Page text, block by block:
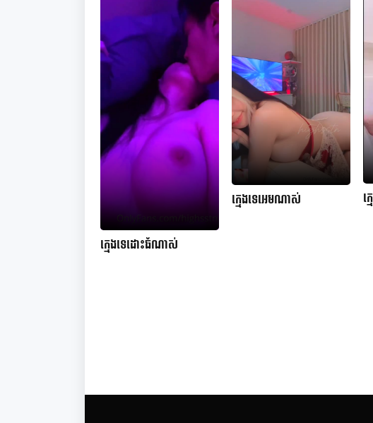
0
ក្មេងទេដោះធំណាស់
ក្មេងទេអេមណាស់ ក្